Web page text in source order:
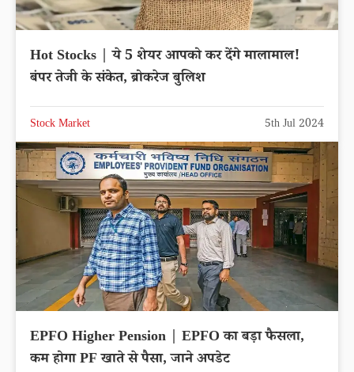
Hot Stocks | ये 5 शेयर आपको कर देंगे मालामाल!
बंपर तेजी के संकेत, ब्रोकरेज बुलिश
Stock Market 5th Jul 2024
EPFO Higher Pension | EPFO का बड़ा फैसला,
कम होगा PF खाते से पैसा, जाने अपडेट